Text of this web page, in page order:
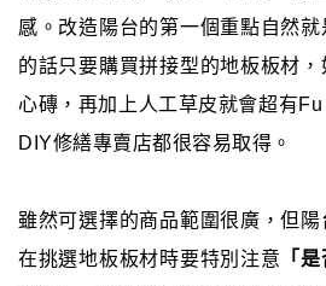
感。改造陽台的第一個重點自然
的話只要購買拼接型的地板板材
心磚，再加上人工草皮就會超有
DIY修繕專賣店都很容易取得。
雖然可選擇的商品範圍很廣，但
在挑選地板板材時要特別注意 「